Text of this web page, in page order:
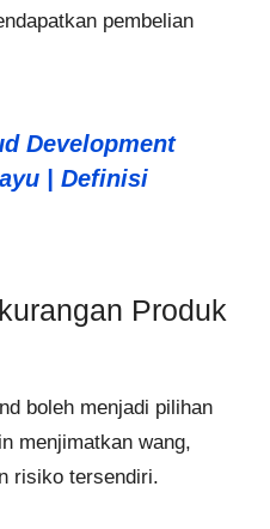
pembelian
Development
| Definisi
Produk
boleh menjadi pilihan
menjimatkan wang,
risiko tersendiri.